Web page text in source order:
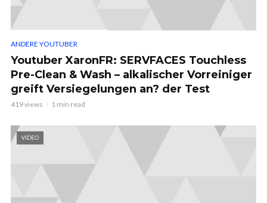
ANDERE YOUTUBER
Youtuber XaronFR: SERVFACES Touchless
Pre-Clean & Wash – alkalischer Vorreiniger
greift Versiegelungen an? der Test
419 views 1 min read
VIDEO